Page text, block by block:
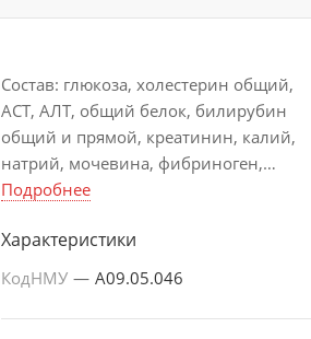
Состав: глюкоза, холестерин общий,
АСТ, АЛТ, общий белок, билирубин
общий и прямой, креатинин, калий,
натрий, мочевина, фибриноген,
триглицериды
Подробнее
Характеристики
КодНМУ — A09.05.046